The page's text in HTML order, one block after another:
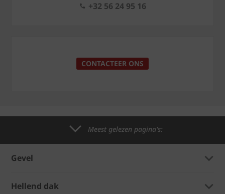
+32 56 24 95 16
CONTACTEER ONS
Meest gelezen pagina's:
Gevel
Hellend dak